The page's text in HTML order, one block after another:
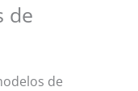
de
de